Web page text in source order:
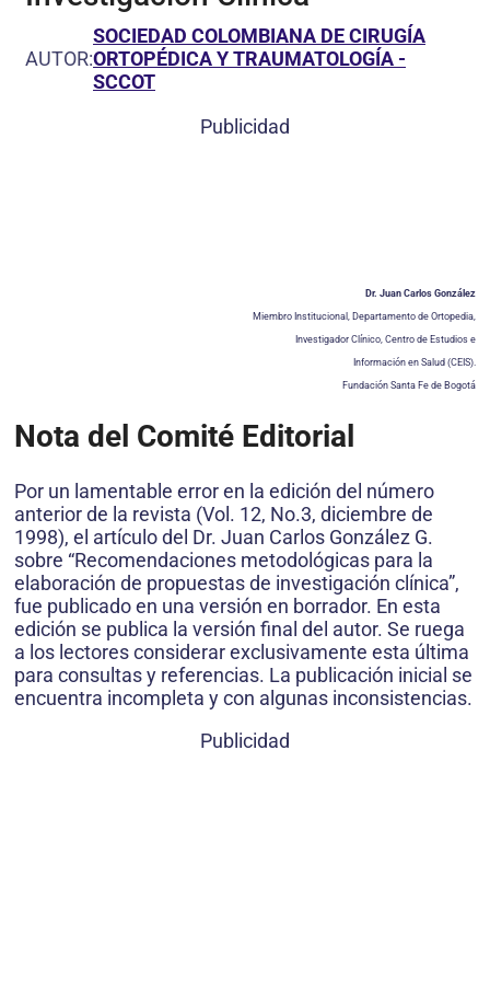
AUTOR:
SOCIEDAD COLOMBIANA DE CIRUGÍA
ORTOPÉDICA Y TRAUMATOLOGÍA -
SCCOT
Publicidad
Dr. Juan Carlos González
Miembro Institucional, Departamento de Ortopedia,
Investigador Clínico, Centro de Estudios e
Información en Salud (CEIS).
Fundación Santa Fe de Bogotá
Nota del Comité Editorial
Por un lamentable error en la edición del número
anterior de la revista (Vol. 12, No.3, diciembre de
1998), el artículo del Dr. Juan Carlos González G.
sobre “Recomendaciones metodológicas para la
elaboración de propuestas de investigación clínica”,
fue publicado en una versión en borrador. En esta
edición se publica la versión final del autor. Se ruega
a los lectores considerar exclusivamente esta última
para consultas y referencias. La publicación inicial se
encuentra incompleta y con algunas inconsistencias.
Publicidad